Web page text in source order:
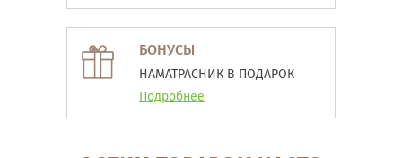
БОНУСЫ
НАМАТРАСНИК В ПОДАРОК
Подробнее